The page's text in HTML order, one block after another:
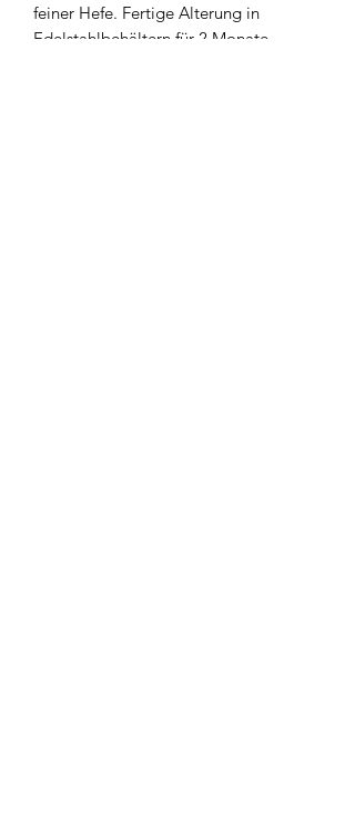
feiner Hefe. Fertige Alterung in
Edelstahlbehältern für 2 Monate.